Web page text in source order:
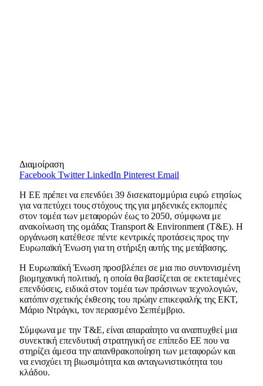
Διαμοίραση
Facebook Twitter LinkedIn Pinterest Email
Η ΕΕ πρέπει να επενδύει 39 δισεκατομμύρια ευρώ ετησίως
για να πετύχει τους στόχους της για μηδενικές εκπομπές
στον τομέα των μεταφορών έως το 2050, σύμφωνα με
ανακοίνωση της ομάδας Transport & Environment (T&E). Η
οργάνωση κατέθεσε πέντε κεντρικές προτάσεις προς την
Ευρωπαϊκή Ένωση για τη στήριξη αυτής της μετάβασης.
Η Ευρωπαϊκή Ένωση προσβλέπει σε μια πιο συντονισμένη
βιομηχανική πολιτική, η οποία θα βασίζεται σε εκτεταμένες
επενδύσεις, ειδικά στον τομέα των πράσινων τεχνολογιών,
κατόπιν σχετικής έκθεσης του πρώην επικεφαλής της ΕΚΤ,
Μάριο Ντράγκι, τον περασμένο Σεπτέμβριο.
Σύμφωνα με την T&E, είναι απαραίτητο να αναπτυχθεί μια
συνεκτική επενδυτική στρατηγική σε επίπεδο ΕΕ που να
στηρίζει άμεσα την απανθρακοποίηση των μεταφορών και
να ενισχύει τη βιωσιμότητα και ανταγωνιστικότητα του
κλάδου.